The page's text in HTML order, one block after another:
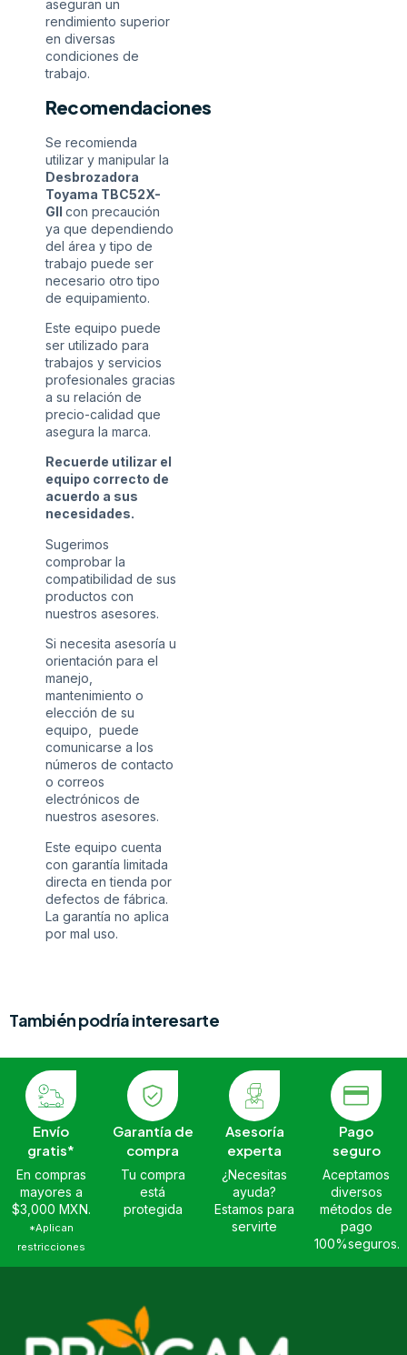
aseguran un
rendimiento superior
en diversas
condiciones de
trabajo.
Recomendaciones
Se recomienda
utilizar y manipular la
Desbrozadora
Toyama TBC52X-
GII con precaución
ya que dependiendo
del área y tipo de
trabajo puede ser
necesario otro tipo
de equipamiento.
Este equipo puede
ser utilizado para
trabajos y servicios
profesionales gracias
a su relación de
precio-calidad que
asegura la marca.
Recuerde utilizar el
equipo correcto de
acuerdo a sus
necesidades.
Sugerimos
comprobar la
compatibilidad de sus
productos con
nuestros asesores.
Si necesita asesoría u
orientación para el
manejo,
mantenimiento o
elección de su
equipo, puede
comunicarse a los
números de contacto
o correos
electrónicos de
nuestros asesores.
Este equipo cuenta
con garantía limitada
directa en tienda por
defectos de fábrica.
La garantía no aplica
por mal uso.
También podría interesarte
Envío
gratis*
En compras
mayores a
$3,000 MXN.
*Aplican
restricciones
Garantía de
compra
Tu compra
está
protegida
Asesoría
experta
¿Necesitas
ayuda?
Estamos para
servirte
Pago
seguro
Aceptamos
diversos
métodos de
pago
100%seguros.